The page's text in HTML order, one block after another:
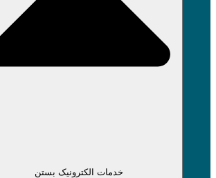
خدمات الکترونیک بستن